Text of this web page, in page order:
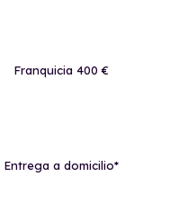
Franquicia 400 €
Entrega a domicilio*